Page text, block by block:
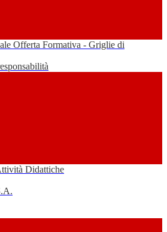
Offerta Formativa - Griglie di
Didattiche